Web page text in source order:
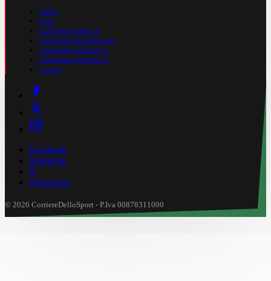
Video
Foto
Calendario Serie A
Calendario Champions
Calendario Europa L.
Calendario Premier L.
Casinò
Facebook
Instagram
X
WhatsApp
© 2026 CorriereDelloSport - P.Iva 00878311000